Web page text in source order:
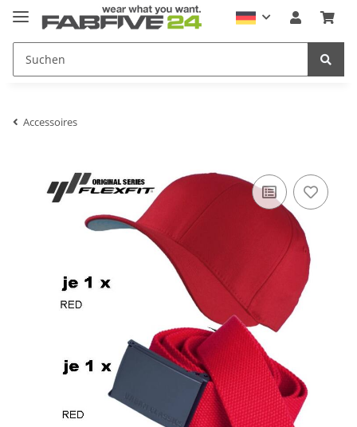
Accessoires